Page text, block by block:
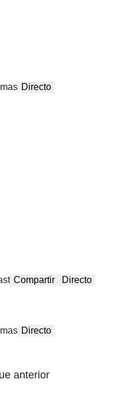
Directo
Compartir Directo
Directo
anterior